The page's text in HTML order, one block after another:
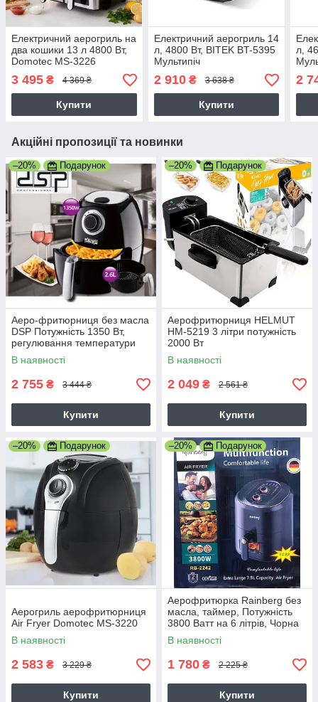
Електричний аерогриль на
два кошики 13 л 4800 Вт,
Domotec MS-3226
Мультипіч
Аерофрітюрниця
безмасляна
3 495 ₴ 4 369 ₴
Купити
Електричний аерогриль 14
л, 4800 Вт, BITEK BT-5395
Мультипіч
Аерофритюрниця
безмасляна
2 910₴ 3 638 ₴
Купити
л,
2
Акційні пропозиції та новинки
–20% Подарунок
Аеро-фритюрниця без масла
DSP Потужність 1350 Вт,
регулювання температури
Black
В наявності
2 755 ₴ 3 444 ₴
Купити
–20% Подарунок
Аерофритюрниця HELMUT
HM-5219 3 літри потужність
2000 Вт
В наявності
2 049 ₴ 2 561 ₴
Купити
–20% Подарунок
Аерогриль аерофритюрниця
Air Fryer Domotec MS-3220
В наявності
2 583 ₴ 3 229 ₴
Купити
–20% Подарунок
Аерофритюрка Rainberg без
масла, таймер, Потужність
3800 Ватт на 6 літрів, Чорна
В наявності
1 780 ₴ 2 225 ₴
Купити